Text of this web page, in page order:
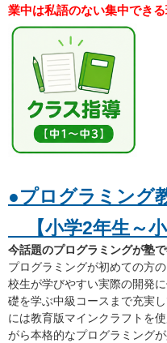
業中は私語のない集中でき
●プログラミング
【小学2年生～
今話題のプログラミングが塾
プログラミングが初めての方
校生が学びやすい実際の開発
礎を学ぶ中級コースまで充実
には教育版マインクラフトを
がら本格的なプログラミングが